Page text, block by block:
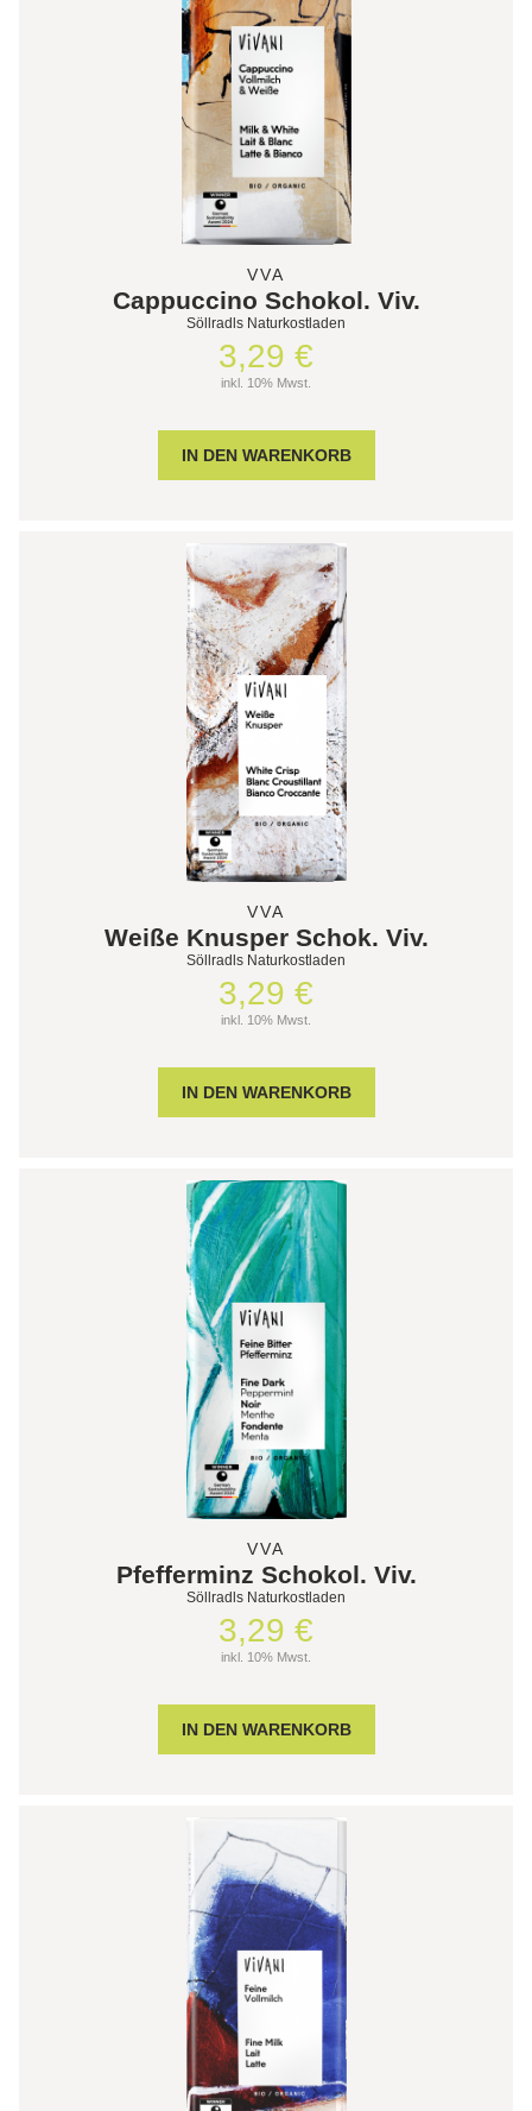
VVA
Cappuccino Schokol. Viv.
Söllradls Naturkostladen
3,29 €
inkl. 10% Mwst.
VVA
Weiße Knusper Schok. Viv.
Söllradls Naturkostladen
3,29 €
inkl. 10% Mwst.
VVA
Pfefferminz Schokol. Viv.
Söllradls Naturkostladen
3,29 €
inkl. 10% Mwst.